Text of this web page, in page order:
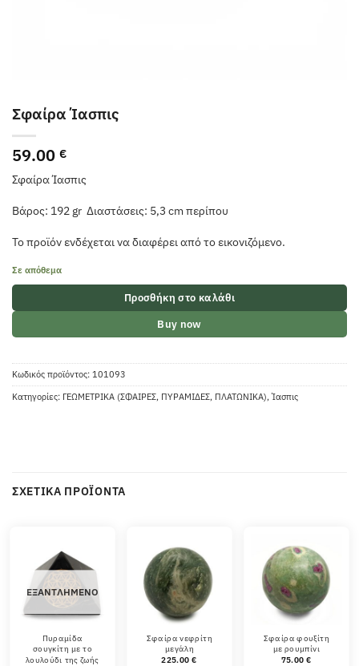
Σφαίρα Ίασπις
59.00 €
Σφαίρα Ίασπις
Βάρος: 192 gr Διαστάσεις: 5,3 cm περίπου
Το προϊόν ενδέχεται να διαφέρει από το εικονιζόμενο.
Σε απόθεμα
Προσθήκη στο καλάθι
Buy now
Κωδικός προϊόντος: 101093
Κατηγορίες: ΓΕΩΜΕΤΡΙΚΑ (ΣΦΑΙΡΕΣ, ΠΥΡΑΜΙΔΕΣ, ΠΛΑΤΩΝΙΚΑ),Ίασπις
ΣΧΕΤΙΚΆ ΠΡΟΪΌΝΤΑ
ΕΞΑΝΤΛΗΜΈΝΟ
Πυραμίδα
σουγκίτη με το
λουλούδι της ζωής
Σφαίρα νεφρίτη
μεγάλη
225.00€
Σφαίρα φουξίτη
με ρουμπίνι
75.00€